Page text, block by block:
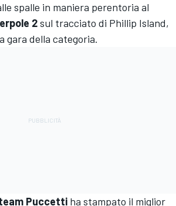
spalle in maniera perentoria al
2sul tracciato di Phillip Island,
gara della categoria.
Puccetti ha stampato il miglior